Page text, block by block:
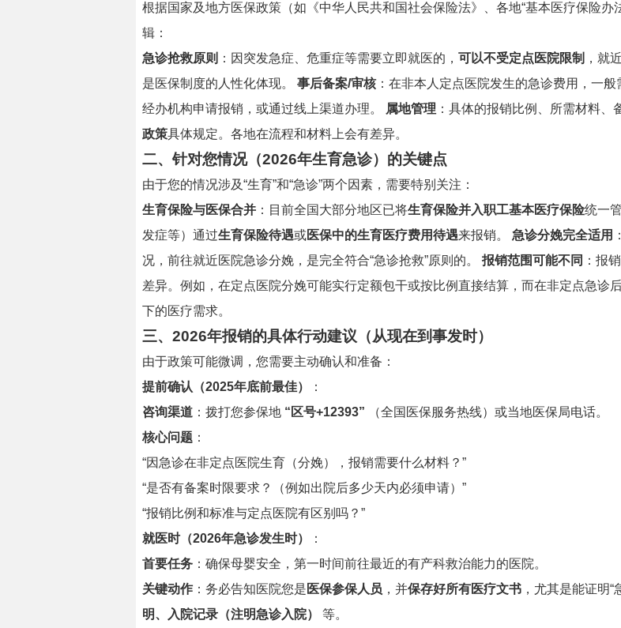
根据国家及地方医保政策（如《中华人民共和国社会保险法》、各地“基本医疗保险
辑：
急诊抢救原则 ：因突发急症、危重症等需要立即就医的， 可以不受定点医院限制 ，就
是医保制度的人性化体现。 事后备案/审核：在非本人定点医院发生的急诊费用，一
经办机构申请报销，或通过线上渠道办理。
属地管理 ：具体的报销比例、所需材料、
政策具体规定。各地在流程和材料上会有差异。
二、针对您情况（2026年生育急诊）的关键点
由于您的情况涉及“生育”和“急诊”两个因素，需要特别关注：
生育保险与医保合并 ：目前全国大部分地区已将生育保险并入职工基本医疗保险统一
发症等）通过生育保险待遇或医保中的生育医疗费用待遇来报销。 急诊分娩完全适用
况，前往就近医院急诊分娩，是完全符合“急诊抢救”原则的。 报销范围可能不同 ：报
差异。例如，在定点医院分娩可能实行定额包干或按比例直接结算，而在非定点急诊
下的医疗需求。
三、2026年报销的具体行动建议（从现在到事发时）
由于政策可能微调，您需要主动确认和准备：
提前确认（2025年底前最佳）
：
咨询渠道 ：拨打您参保地 “区号+12393” （全国医保服务热线）或当地医保局电话。
核心问题 ：
“因急诊在非定点医院生育（分娩），报销需要什么材料？”
“是否有备案时限要求？（例如出院后多少天内必须申请）”
“报销比例和标准与定点医院有区别吗？”
就医时（2026年急诊发生时）
：
首要任务 ：确保母婴安全，第一时间前往最近的有产科救治能力的医院。
关键动作 ：务必告知医院您是 医保参保人员 ，并保存好所有医疗文书 ，尤其是能证明“
明、入院记录（注明急诊入院）
等。